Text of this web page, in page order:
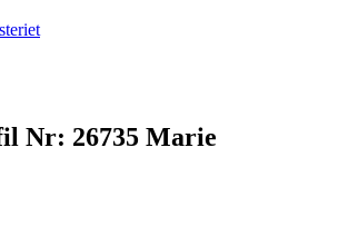
Nr: 26735 Marie